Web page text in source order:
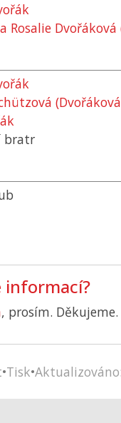
Rosalie
bratr
informací?
, prosím. Děkujeme.
•Tisk•